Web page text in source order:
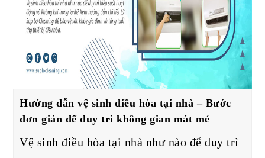
Hướng dẫn vệ sinh điều hòa tại nhà – Bước
đơn giản để duy trì không gian mát mẻ
Vệ sinh điều hòa tại nhà như nào để duy trì